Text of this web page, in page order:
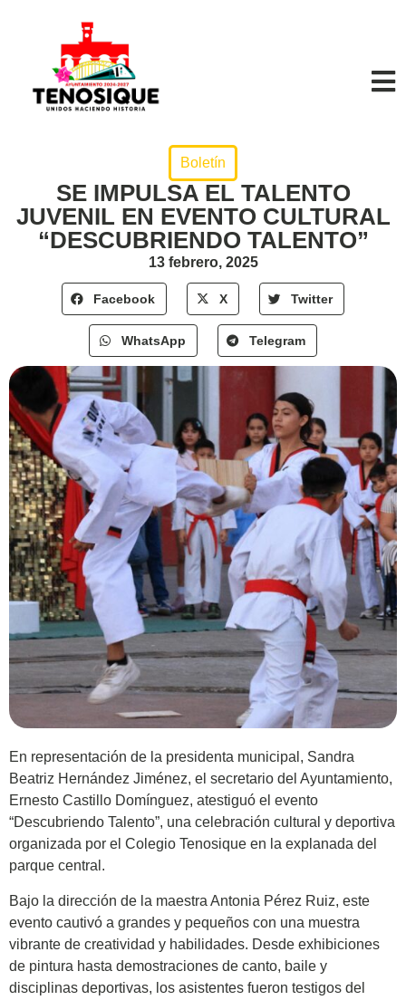
Boletín
SE IMPULSA EL TALENTO
JUVENIL EN EVENTO CULTURAL
“DESCUBRIENDO TALENTO”
13 febrero, 2025
Facebook X Twitter
WhatsApp Telegram
En representación de la presidenta municipal, Sandra
Beatriz Hernández Jiménez, el secretario del Ayuntamiento,
Ernesto Castillo Domínguez, atestiguó el evento
“Descubriendo Talento”, una celebración cultural y deportiva
organizada por el Colegio Tenosique en la explanada del
parque central.
Bajo la dirección de la maestra Antonia Pérez Ruiz, este
evento cautivó a grandes y pequeños con una muestra
vibrante de creatividad y habilidades. Desde exhibiciones
de pintura hasta demostraciones de canto, baile y
disciplinas deportivas, los asistentes fueron testigos del